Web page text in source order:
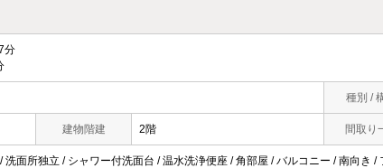
分
種別 /
建物階建 2階 間取り
洗面所独立 / シャワー付洗面台 / 温水洗浄便座 / 角部屋 / バルコニー / 南向き